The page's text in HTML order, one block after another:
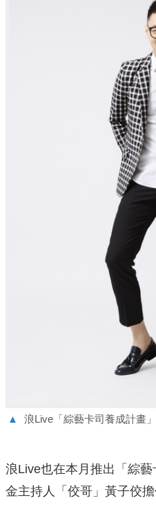
▲ 浪Live「綜藝卡司養成計畫
浪Live也在本月推出「綜
金主持人「佼哥」黃子佼